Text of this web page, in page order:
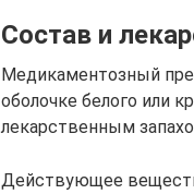
Состав и
Медикаментозный
оболочке белого или
лекарственным
Действующее